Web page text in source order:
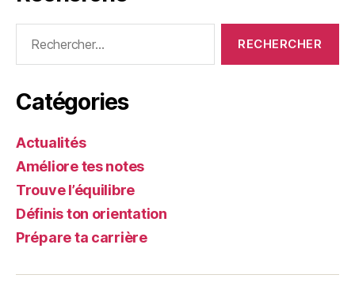
Catégories
Actualités
Améliore tes notes
Trouve l’équilibre
Définis ton orientation
Prépare ta carrière